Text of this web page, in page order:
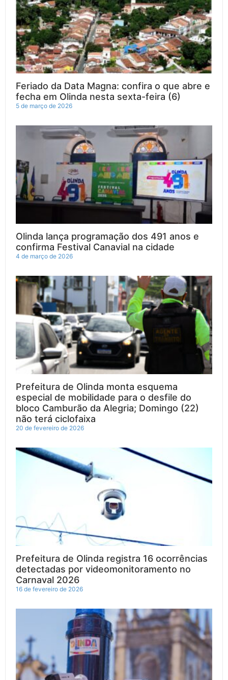
Feriado da Data Magna: confira o que abre e
fecha em Olinda nesta sexta-feira (6)
5 de março de 2026
Olinda lança programação dos 491 anos e
confirma Festival Canavial na cidade
4 de março de 2026
Prefeitura de Olinda monta esquema
especial de mobilidade para o desfile do
bloco Camburão da Alegria; Domingo (22)
não terá ciclofaixa
20 de fevereiro de 2026
Prefeitura de Olinda registra 16 ocorrências
detectadas por videomonitoramento no
Carnaval 2026
16 de fevereiro de 2026